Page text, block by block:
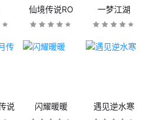
仙境传说RO 一梦江湖
说 闪耀暖暖 遇见逆水寒